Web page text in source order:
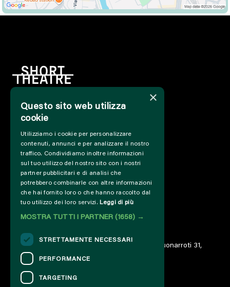
HOME
SOSTIENICI
PRESS&PROFESSIONAL
CHI SIAMO
PARTNER
PROGETTI E COLLABORAZIONI
CUT / ANALOGUE
ARCHIVIO
DIARIO
© 2023 – Associazione AREA06 – ETS – Via Buonarroti 31,
00185 Roma – IT06859801000
×
Questo sito web utilizza
cookie
Utilizziamo i cookie per personalizzare
contenuti, annunci e per analizzare il nostro
traffico. Condividiamo inoltre informazioni
sul tuo utilizzo del nostro sito con i nostri
partner pubblicitari e di analisi che
potrebbero combinarle con altre informazioni
che hai fornito loro o che hanno raccolto dal
tuo utilizzo dei loro servizi. Leggi di più
MOSTRA TUTTI I PARTNER (1658) →
STRETTAMENTE NECESSARI
PERFORMANCE
TARGETING